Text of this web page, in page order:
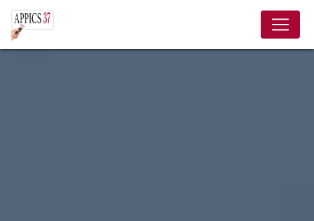
Panneau de gestion des cookies